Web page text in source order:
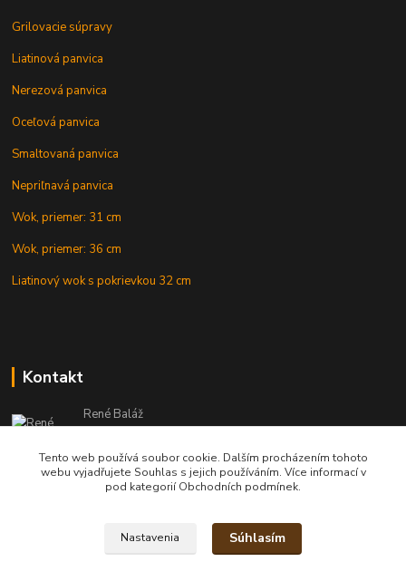
Grilovacie súpravy
Liatinová panvica
Nerezová panvica
Oceľová panvica
Smaltovaná panvica
Nepriľnavá panvica
Wok, priemer: 31 cm
Wok, priemer: 36 cm
Liatinový wok s pokrievkou 32 cm
Kontakt
René Baláž
Eshop: +421 902 212 007
od 8:00 - do 16:00 hod
info@kotlikyshop.sk
Tento web používá soubor cookie. Dalším procházením tohoto
webu vyjadřujete Souhlas s jejich používáním. Více informací v
pod kategorií Obchodních podmínek.
Nastavenia Súhlasím